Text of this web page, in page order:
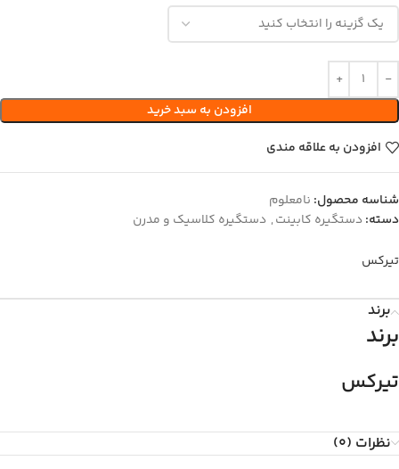
افزودن به سبد خرید
افزودن به علاقه مندی
شناسه محصول: نامعلوم
دسته:دستگیره کابینت, دستگیره کلاسیک و مدرن
تیرکس
برند
برند
تیرکس
نظرات (0)